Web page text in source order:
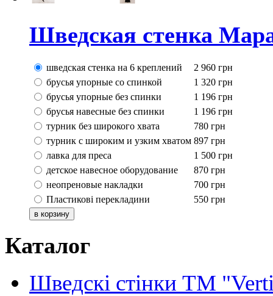
Шведская стенка
шведская стенка на 6 креплений 2 960 грн
брусья упорные со спинкой
1 320 грн
брусья упорные без спинки
1 196 грн
брусья навесные без спинки
1 196 грн
турник без широкого хвата
780 грн
турник с широким и узким хватом 897 грн
лавка для преса
1 500 грн
детское навесное оборудование
870 грн
неопреновые накладки
700 грн
Пластикові перекладини
550 грн
Каталог
Шведскі стінки TM